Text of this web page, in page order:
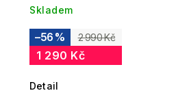
Skladem
2 990 Kč
–56 %
1 290 Kč
Detail